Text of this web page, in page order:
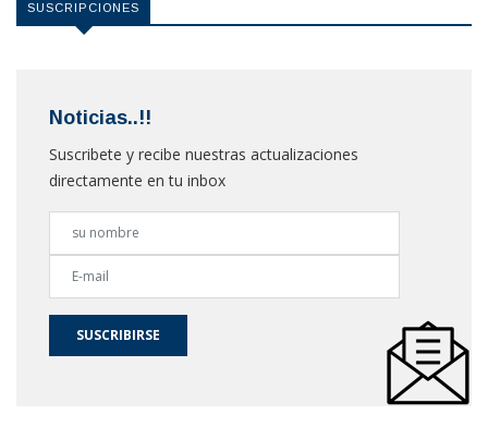
SUSCRIPCIONES
Noticias..!!
Suscribete y recibe nuestras actualizaciones
directamente en tu inbox
SUSCRIBIRSE